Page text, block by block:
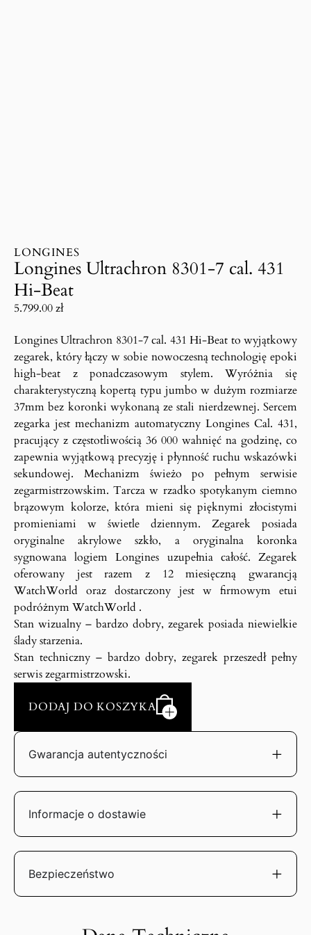
LONGINES
Longines Ultrachron 8301-7 cal. 431
Hi-Beat
5.799.00zł
Longines Ultrachron 8301-7 cal. 431 Hi-Beat to wyjątkowy
zegarek, który łączy w sobie nowoczesną technologię epoki
high-beat z ponadczasowym stylem. Wyróżnia się
charakterystyczną kopertą typu jumbo w dużym rozmiarze
37mm bez koronki wykonaną ze stali nierdzewnej. Sercem
zegarka jest mechanizm automatyczny Longines Cal. 431,
pracujący z częstotliwością 36 000 wahnięć na godzinę, co
zapewnia wyjątkową precyzję i płynność ruchu wskazówki
sekundowej. Mechanizm świeżo po pełnym serwisie
zegarmistrzowskim. Tarcza w rzadko spotykanym ciemno
brązowym kolorze, która mieni się pięknymi złocistymi
promieniami w świetle dziennym. Zegarek posiada
oryginalne akrylowe szkło, a oryginalna koronka
sygnowana logiem Longines uzupełnia całość. Zegarek
oferowany jest razem z 12 miesięczną gwarancją
WatchWorld oraz dostarczony jest w firmowym etui
podróżnym WatchWorld .
Stan wizualny – bardzo dobry, zegarek posiada niewielkie
ślady starzenia.
Stan techniczny – bardzo dobry, zegarek przeszedł pełny
serwis zegarmistrzowski.
DODAJ DO KOSZYKA
Gwarancja autentyczności
Informacje o dostawie
Bezpieczeństwo